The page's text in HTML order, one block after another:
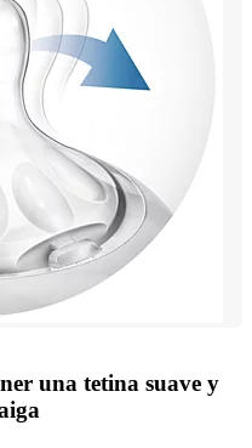
una tetina suave y